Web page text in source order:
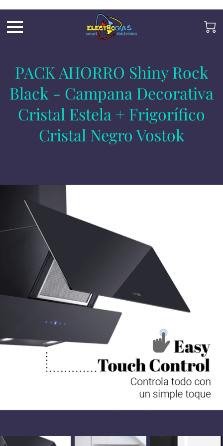
PACK AHORRO Shiny Rock
Black - Campana Decorativa
Cristal Estela + Frigorífico
Cristal Negro Vostok